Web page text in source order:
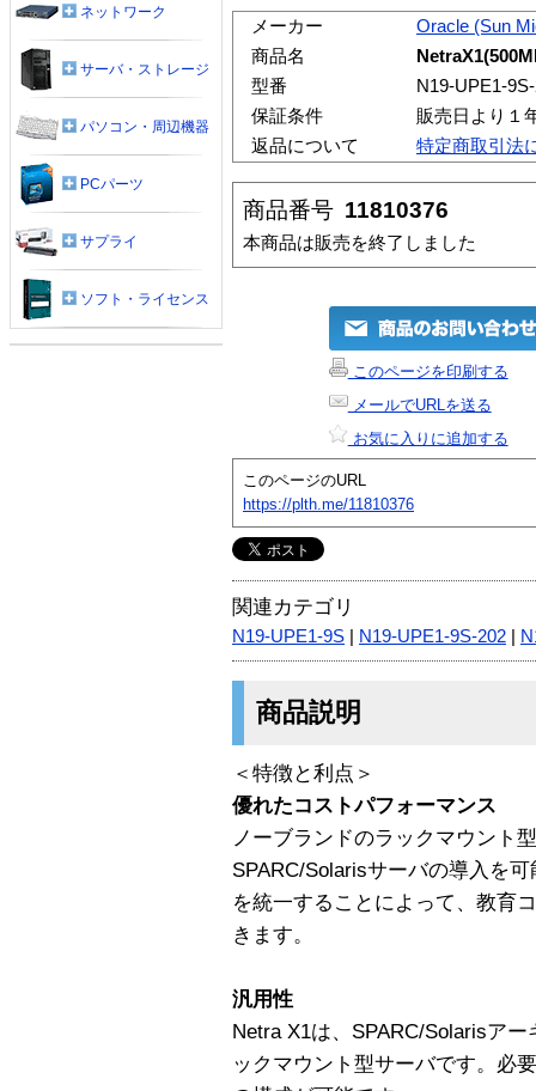
メーカー
Oracle (Sun
商品名
型番
N19-UPE1-
保証条件
販売日より１
返品について
特定商取引法
商品番号 11810376
本商品は販売を終了しました
このページを印刷する
メールでURLを送る
お気に入りに追加する
このページのURL
https://plth.me/11810376
関連カテゴリ
N19-UPE1-9S N19-UPE1-9S-202
商品説明
＜特徴と利点＞
優れたコストパフォーマンス
ノーブランドのラックマウント
SPARC/Solarisサーバの導入を
を統一することによって、教育
きます。
汎用性
Netra X1は、SPARC/Solarisア
ックマウント型サーバです。必
ネットワーク
サーバ・ストレージ
パソコン・周辺機器
PCパーツ
サプライ
ソフト・ライセンス